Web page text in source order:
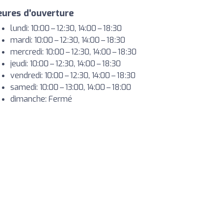
d'ouverture
lundi: 10:00 – 12:30, 14:00 – 18:30
mardi: 10:00 – 12:30, 14:00 – 18:30
mercredi: 10:00 – 12:30, 14:00 – 18:30
jeudi: 10:00 – 12:30, 14:00 – 18:30
vendredi: 10:00 – 12:30, 14:00 – 18:30
samedi: 10:00 – 13:00, 14:00 – 18:00
dimanche: Fermé